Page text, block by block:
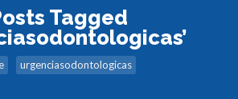
Tagged
urgenciasodontologicas